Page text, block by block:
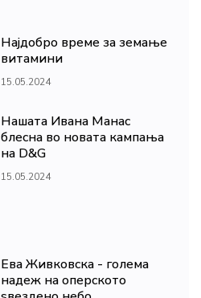
Најдобро време за земање
витамини
15.05.2024
Нашата Ивана Манас
блесна во новата кампања
на D&G
15.05.2024
Ева Живковска - голема
надеж на оперското